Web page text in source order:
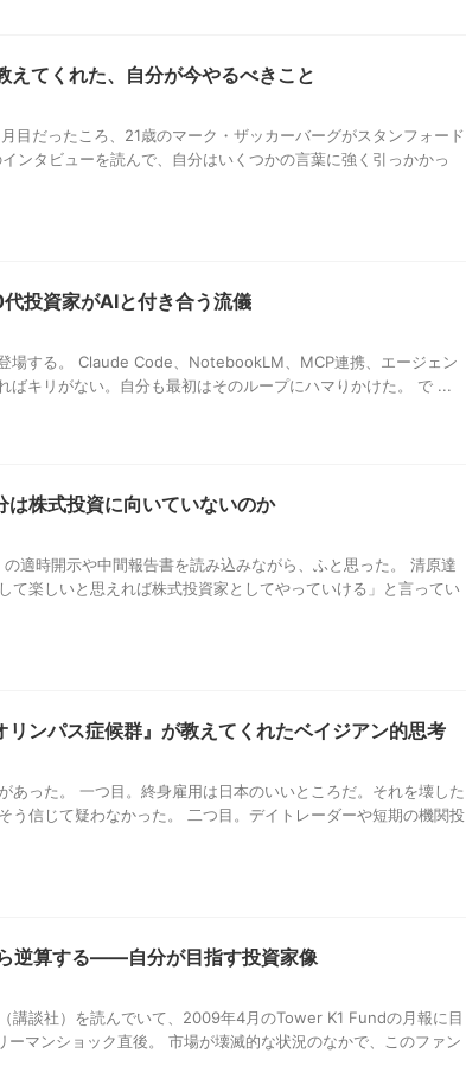
えてくれた、自分が今やるべきこと
目だったころ、21歳のマーク・ザッカーバーグがスタンフォード
ンタビューを読んで、自分はいくつかの言葉に強く引っかかっ
投資家がAIと付き合う流儀
場する。 Claude Code、NotebookLM、MCP連携、エージェン
ばキリがない。自分も最初はそのループにハマりかけた。 で ...
は株式投資に向いていないのか
適時開示や中間報告書を読み込みながら、ふと思った。 清原達
て楽しいと思えれば株式投資家としてやっていける」と言ってい
ンパス症候群』が教えてくれたベイジアン的思考
あった。 一つ目。終身雇用は日本のいいところだ。それを壊した
信じて疑わなかった。 二つ目。デイトレーダーや短期の機関投
逆算する——自分が目指す投資家像
講談社）を読んでいて、2009年4月のTower K1 Fundの月報に目
マンショック直後。 市場が壊滅的な状況のなかで、このファン